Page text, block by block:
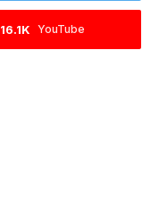
YouTube
16.1K